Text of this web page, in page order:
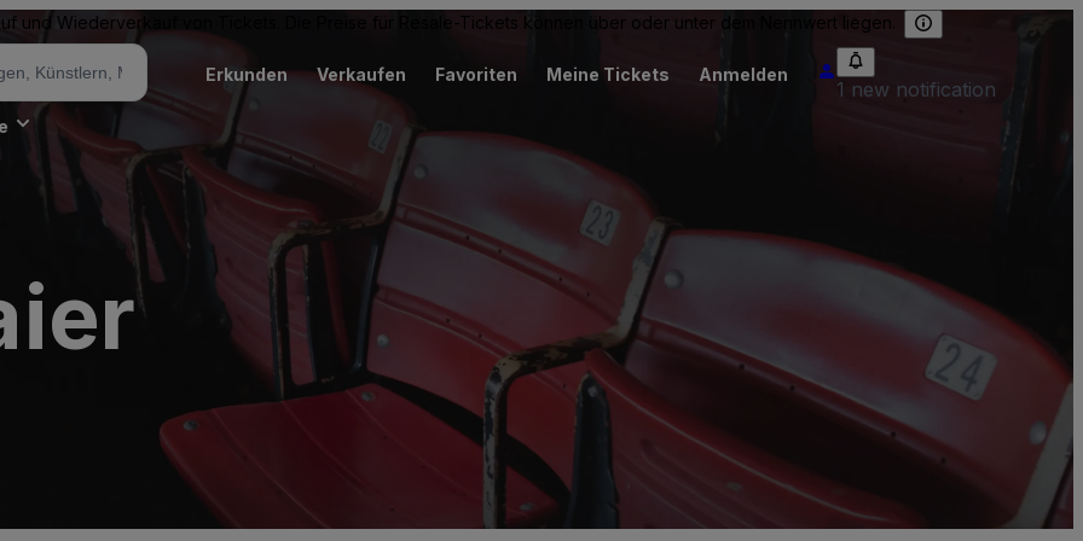
und Wiederverkauf von Tickets. Die Preise für Resale-Tickets können über oder unter dem Nennwert liegen.
Erkunden Verkaufen Favoriten Meine Tickets Anmelden
1 new notification